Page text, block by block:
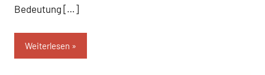
Bedeutung […]
Weiterlesen